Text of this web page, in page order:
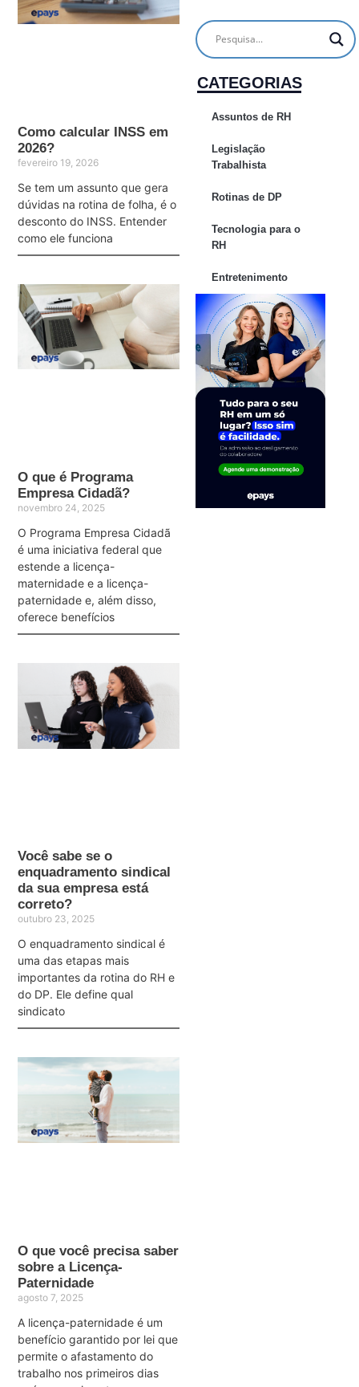
Como calcular INSS em
2026?
fevereiro 19, 2026
Se tem um assunto que gera
dúvidas na rotina de folha, é o
desconto do INSS. Entender
como ele funciona
O que é Programa
Empresa Cidadã?
novembro 24, 2025
O Programa Empresa Cidadã
é uma iniciativa federal que
estende a licença-
maternidade e a licença-
paternidade e, além disso,
oferece benefícios
Você sabe se o
enquadramento sindical
da sua empresa está
correto?
outubro 23, 2025
O enquadramento sindical é
uma das etapas mais
importantes da rotina do RH e
do DP. Ele define qual
sindicato
O que você precisa saber
sobre a Licença-
Paternidade
agosto 7, 2025
A licença-paternidade é um
benefício garantido por lei que
permite o afastamento do
trabalho nos primeiros dias
CATEGORIAS
Assuntos de RH
Legislação
Trabalhista
Rotinas de DP
Tecnologia para o
RH
Entretenimento